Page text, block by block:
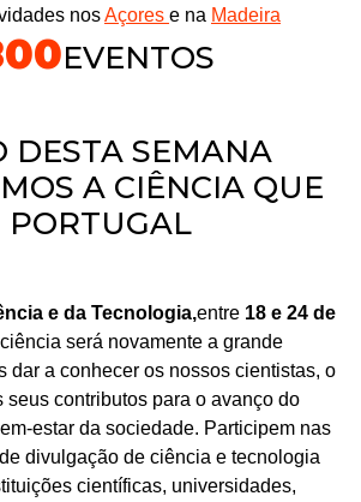
nosAçores e na Madeira
EVENTOS
DESTA SEMANA
A CIÊNCIA QUE
PORTUGAL
e da Tecnologia,entre18 e 24 de
será novamente a grande
dar a conhecer os nossos cientistas, o
seus contributos para o avanço do
estar da sociedade. Participem nas
divulgação de ciência e tecnologia
científicas, universidades,